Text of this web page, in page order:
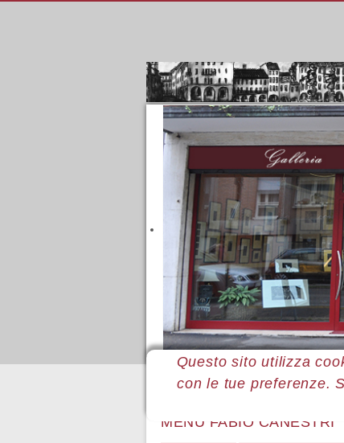
Questo sito utilizza
con le tue preferenze.
Sei qui: Home Le mostre
MENÙ FABIO CANESTRI